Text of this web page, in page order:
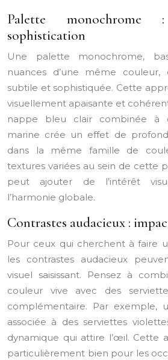
Palette
sophistication
Une palette monochrome,
nuances d’une même
subtile et sophistiquée. Cette
visuellement apaisante et
nappe bleu clair combinée à
marine crée un effet de
dans la même famille de
textures variées au sein de cette
peut ajouter de l’intérêt
l’harmonie globale.
Contrastes audacieux :
Pour ceux qui cherchent à faire
les contrastes audacieux
visuel saisissant. Pensez à
couleur vive avec des
complémentaire. Par exemple,
associée à des serviettes
dynamique qui attire l’œil. Cette
particulièrement bien pour les